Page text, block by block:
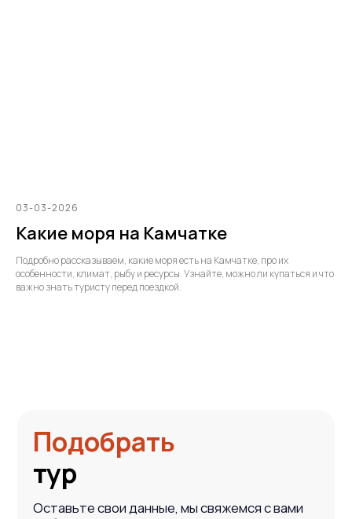
03-03-2026
Какие моря на Камчатке
Подробно рассказываем, какие моря есть на Камчатке, про их
особенности, климат, рыбу и ресурсы. Узнайте, можно ли купаться и что
важно знать туристу перед поездкой.